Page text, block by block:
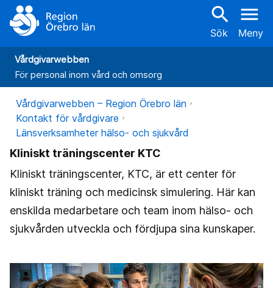
search
Sök
menu
Meny
Vårdgivarwebben
För personal inom vård och omsorg
Vårdgivarwebben – Region Örebro län
Kontakt för vårdgivare
Länsverksamheter hälso- och sjukvård
Kliniskt träningscenter KTC
Kliniskt träningscenter, KTC, är ett center för
kliniskt träning och medicinsk simulering. Här kan
enskilda medarbetare och team inom hälso- och
sjukvården utveckla och fördjupa sina kunskaper.